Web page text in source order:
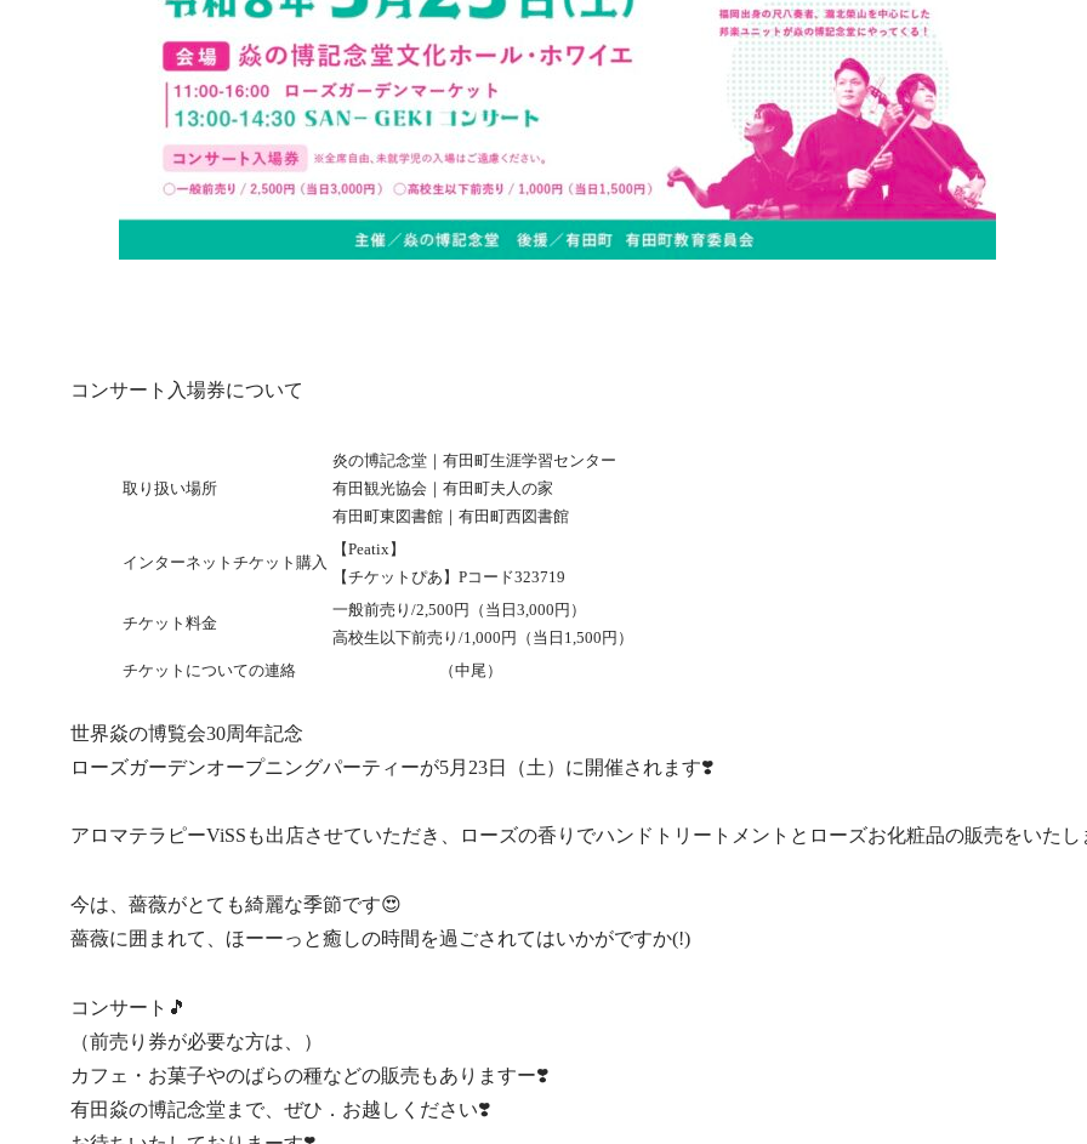
コンサート入場券について
取り扱い場所
炎の博記念堂｜有田町生涯学習センター
有田観光協会｜有田町夫人の家
有田町東図書館｜有田町西図書館
インターネットチケット購入
【Peatix】
【チケットぴあ】Pコード323719
チケット料金
一般前売り/2,500円（当日3,000円）
高校生以下前売り/1,000円（当日1,500円）
チケットについての連絡
（中尾）
世界焱の博覧会30周年記念
ローズガーデンオープニングパーティーが5月23日（土）に開催されます❣️
アロマテラピーViSSも出店させていただき、ローズの香りでハンドトリートメントとローズお化粧品の販売をいたし
今は、薔薇がとても綺麗な季節です😍
薔薇に囲まれて、ほーーっと癒しの時間を過ごされてはいかがですか(!)
コンサート🎵
（前売り券が必要な方は、）
カフェ・お菓子やのばらの種などの販売もありますー❣️
有田焱の博記念堂まで、ぜひ．お越しください❣️